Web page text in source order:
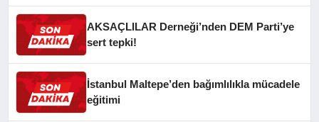
AKSAÇLILAR Derneği’nden DEM Parti’ye
sert tepki!
İstanbul Maltepe’den bağımlılıkla mücadele
eğitimi